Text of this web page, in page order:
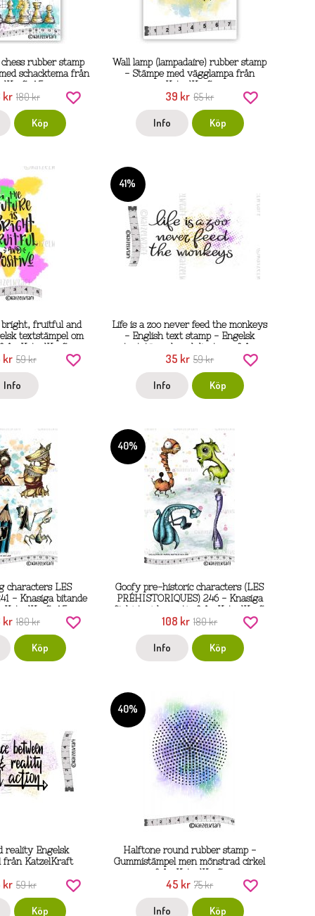
rubber stamp
schacktema från
A5
kr 180 kr
Köp
Wall lamp (lampadaire) rubber stamp
- Stämpe med vägglampa från
KatzelKraft
39 kr 65 kr
Info Köp
fruitful and
textstämpel om
KatzelKraft
kr 59 kr
Info
41%
Life is a zoo never feed the monkeys
- English text stamp - Engelsk
textstämpel med djurtema från
KatzelKraft
35 kr 59 kr
Info Köp
characters LES
- Knasiga bitande
KatzelKraft A5
kr 180 kr
Köp
40%
Goofy pre-historic characters (LES
PRÉHISTORIQUES) 246 - Knasiga
förhistoriska motiv från KatzelKraft
A5
108 kr 180 kr
Info Köp
reality Engelsk
från KatzelKraft
kr 59 kr
Köp
40%
Halftone round rubber stamp -
Gummistämpel men mönstrad cirkel
från KatzelKraft
45 kr 75 kr
Info Köp